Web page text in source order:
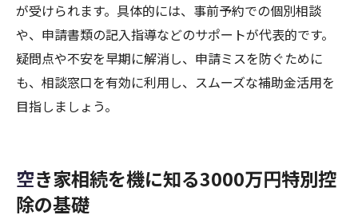
が受けられます。具体的には、事前予約での個別相談
や、申請書類の記入指導などのサポートが代表的です。
疑問点や不安を早期に解消し、申請ミスを防ぐために
も、相談窓口を有効に利用し、スムーズな補助金活用を
目指しましょう。
空き家相続を機に知る3000万円特別控
除の基礎